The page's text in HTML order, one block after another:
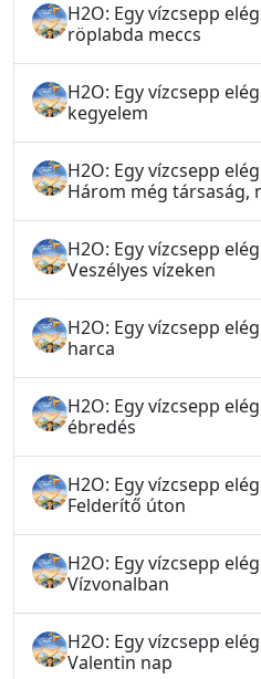
H2O: Egy vízcsepp
röplabda meccs
H2O: Egy vízcsepp
kegyelem
H2O: Egy vízcsepp
Három még társaság,
H2O: Egy vízcsepp
Veszélyes vízeken
H2O: Egy vízcsepp
harca
H2O: Egy vízcsepp
ébredés
H2O: Egy vízcsepp
Felderítő úton
H2O: Egy vízcsepp
Vízvonalban
H2O: Egy vízcsepp
Valentin nap